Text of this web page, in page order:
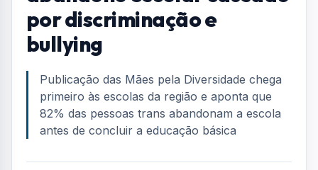
COMPARTILHAR: